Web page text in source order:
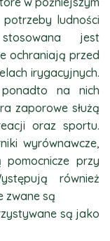
ludności
jest
ochraniają przed
irygacyjnych.
na nich
zaporowe służą
oraz sportu.
wyrównawcze,
pomocnicze przy
również
zwane są
są jako